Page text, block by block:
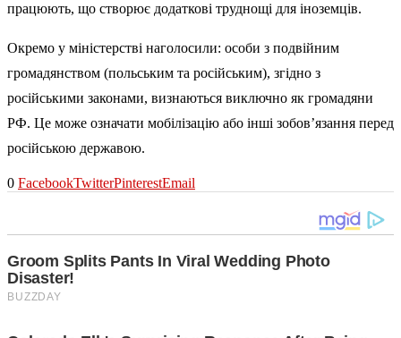
працюють, що створює додаткові труднощі для іноземців.
Окремо у міністерстві наголосили: особи з подвійним
громадянством (польським та російським), згідно з
російськими законами, визнаються виключно як громадяни
РФ. Це може означати мобілізацію або інші зобов’язання перед
російською державою.
0 FacebookTwitterPinterestEmail